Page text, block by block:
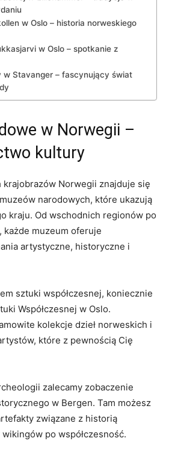
w ⁣Oslo ‌– historia norweskiego
w Oslo – spotkanie z
w Stavanger – fascynujący świat
w Norwegii –
kultury
krajobrazów Norwegii znajduje⁢ się
narodowych, które ukazują
kraju. Od wschodnich regionów po
każde muzeum ⁢oferuje
artystyczne, historyczne i
sztuki ⁢współczesnej, koniecznie
Współczesnej ‌w Oslo.
‌kolekcje dzieł ⁤norweskich i⁣
które‍ z pewnością Cię
zalecamy zobaczenie
w Bergen. Tam​ możesz
związane​ z⁢ historią
po współczesność.